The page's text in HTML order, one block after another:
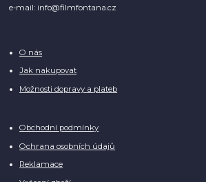
e-mail: info@filmfontana.cz
O nás
Jak nakupovat
Možnosti dopravy a plateb
Obchodní podmínky
Ochrana osobních údajů
Reklamace